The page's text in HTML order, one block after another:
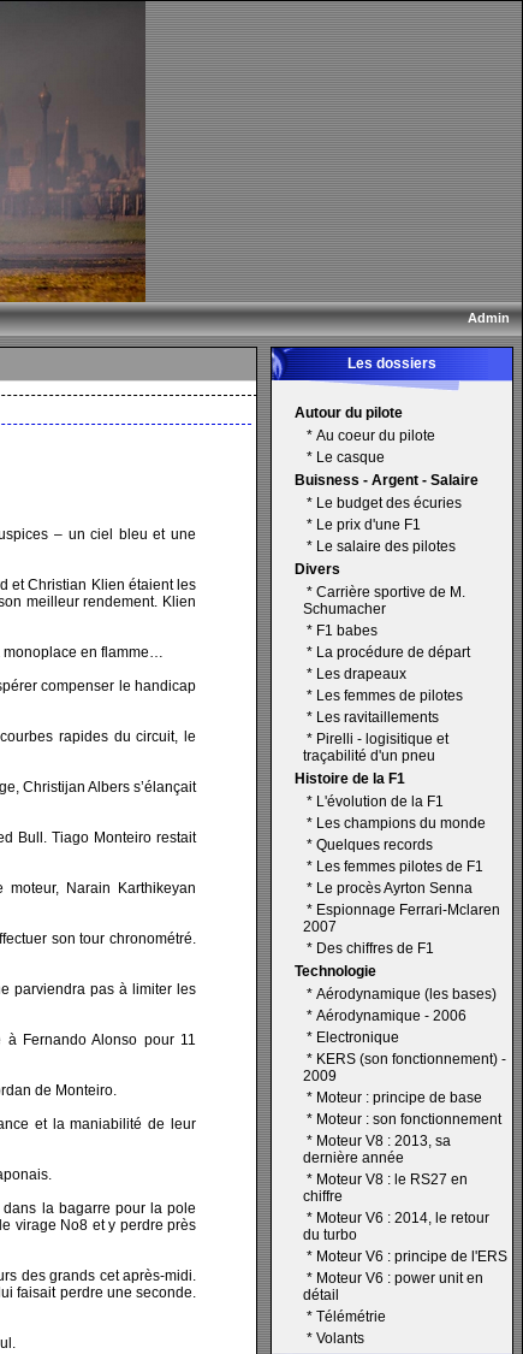
Admin
– un ciel bleu et une
et Christian Klien étaient les
meilleur rendement. Klien
monoplace en flamme…
compenser le handicap
rapides du circuit, le
Christijan Albers s’élançait
Bull. Tiago Monteiro restait
Narain Karthikeyan
son tour chronométré.
parviendra pas à limiter les
Fernando Alonso pour 11
de Monteiro.
et la maniabilité de leur
la bagarre pour la pole
virage No8 et y perdre près
des grands cet après-midi.
faisait perdre une seconde.
Les dossiers
Autour du pilote
* Au coeur du pilote
* Le casque
Buisness - Argent - Salaire
* Le budget des écuries
* Le prix d'une F1
* Le salaire des pilotes
Divers
* Carrière sportive de M.
Schumacher
* F1 babes
* La procédure de départ
* Les drapeaux
* Les femmes de pilotes
* Les ravitaillements
* Pirelli - logisitique et
traçabilité d'un pneu
Histoire de la F1
* L'évolution de la F1
* Les champions du monde
* Quelques records
* Les femmes pilotes de F1
* Le procès Ayrton Senna
* Espionnage Ferrari-Mclaren
2007
* Des chiffres de F1
Technologie
* Aérodynamique (les bases)
* Aérodynamique - 2006
* Electronique
* KERS (son fonctionnement) -
2009
* Moteur : principe de base
* Moteur : son fonctionnement
* Moteur V8 : 2013, sa
dernière année
* Moteur V8 : le RS27 en
chiffre
* Moteur V6 : 2014, le retour
du turbo
* Moteur V6 : principe de l'ERS
* Moteur V6 : power unit en
détail
* Télémétrie
* Volants